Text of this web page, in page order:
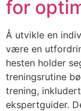
for
Å utvikle en
være en
hesten holder
treningsrutine
trening,
ekspertguider.